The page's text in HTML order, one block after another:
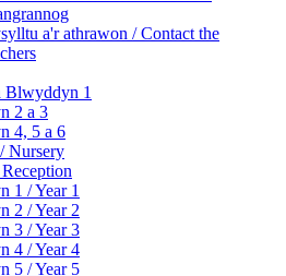
a'r athrawon / Contact the
Blwyddyn 1
2 a 3
4, 5 a 6
Nursery
1 / Year 1
2 / Year 2
3 / Year 3
4 / Year 4
5 / Year 5